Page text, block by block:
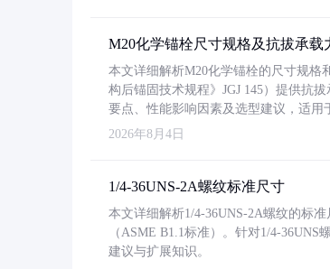
M20化学锚栓尺寸规格及抗拔承载
本文详细解析M20化学锚栓的尺寸规格
构后锚固技术规程》JGJ 145）提供抗
要点、性能影响因素及选型建议，适用
2026年8月4日
1/4-36UNS-2A螺纹标准尺寸
本文详细解析1/4-36UNS-2A螺纹的标
（ASME B1.1标准）。针对1/4-
建议与扩展知识。